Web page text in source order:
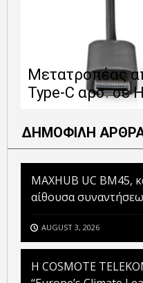
Μετατροπέας
Type-C αρσ. σε
ΔΗΜΟΦΙΛΗ
MAXHUB UC BM45,
αίθουσα
AUGUST 3, 2026
Η COSMOTE